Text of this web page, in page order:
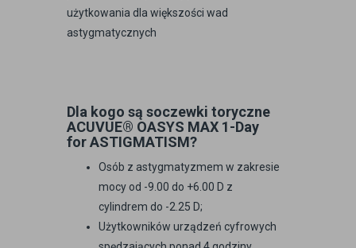
użytkowania dla większości wad
astygmatycznych
Dla kogo są soczewki toryczne
ACUVUE® OASYS MAX 1-Day
for ASTIGMATISM?
Osób z astygmatyzmem w zakresie
mocy od -9.00 do +6.00 D z
cylindrem do -2.25 D;
Użytkowników urządzeń cyfrowych